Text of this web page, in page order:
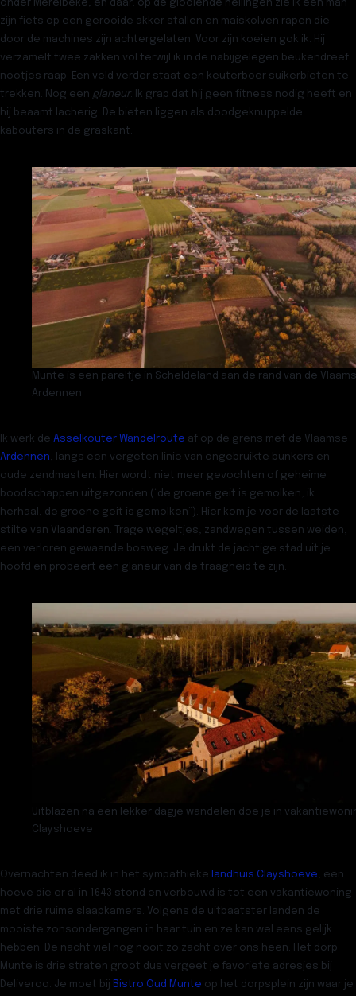
onder Merelbeke, en daar, op de glooiende hellingen zie ik een man
zijn fiets op een gerooide akker stallen en maiskolven rapen die
door de machines zijn achtergelaten. Voor zijn koeien gok ik. Hij
verzamelt twee zakken vol terwijl ik in de nabijgelegen beukendreef
nootjes raap. Een veld verder staat een keuterboer suikerbieten te
trekken. Nog een glaneur. Ik grap dat hij geen fitness nodig heeft en
hij beaamt lacherig. De bieten liggen als doodgeknuppelde
kabouters in de graskant.
Munte is een pareltje in Scheldeland aan de rand van de
Ardennen
Ik werk de Asselkouter Wandelroute af op de grens met de Vlaamse
Ardennen, langs een vergeten linie van ongebruikte bunkers en
oude zendmasten. Hier wordt niet meer gevochten of geheime
boodschappen uitgezonden (“de groene geit is gemolken, ik
herhaal, de groene geit is gemolken”). Hier kom je voor de laatste
stilte van Vlaanderen. Trage wegeltjes, zandwegen tussen weiden,
een verloren gewaande bosweg. Je drukt de jachtige stad uit je
hoofd en probeert een glaneur van de traagheid te zijn.
Uitblazen na een lekker dagje wandelen doe je in
Clayshoeve
Overnachten deed ik in het sympathieke landhuis Clayshoeve , een
hoeve die er al in 1643 stond en verbouwd is tot een vakantiewoning
met drie ruime slaapkamers. Volgens de uitbaatster landen de
mooiste zonsondergangen in haar tuin en ze kan wel eens gelijk
hebben. De nacht viel nog nooit zo zacht over ons heen. Het dorp
Munte is drie straten groot dus vergeet je favoriete adresjes bij
Deliveroo. Je moet bij Bistro Oud Munte op het dorpsplein zijn waar je